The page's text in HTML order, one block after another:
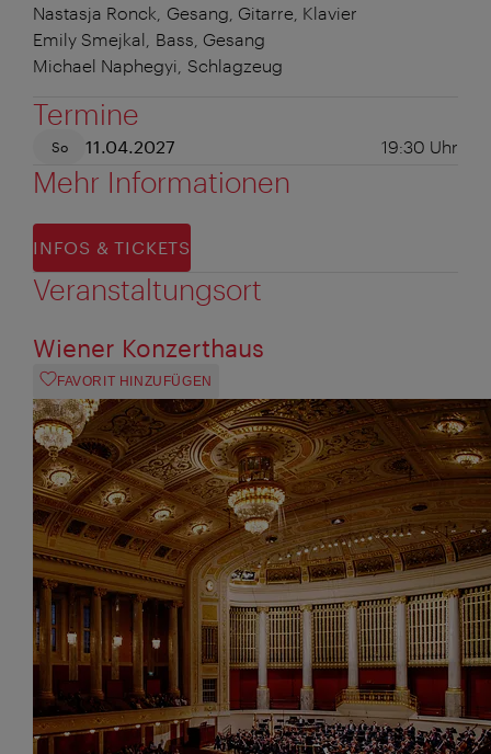
Nastasja Ronck, Gesang, Gitarre, Klavier
Emily Smejkal, Bass, Gesang
Michael Naphegyi, Schlagzeug
Termine
So 11.04.2027 19:30 Uhr
Mehr Informationen
INFOS & TICKETS
Veranstaltungsort
Wiener Konzerthaus
FAVORIT HINZUFÜGEN